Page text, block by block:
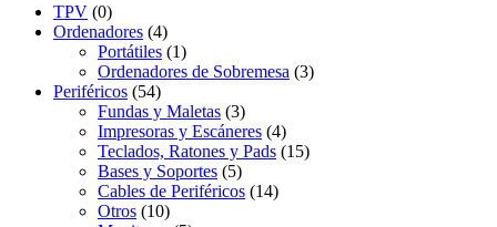
TPV (0)
Ordenadores (4)
Portátiles (1)
Ordenadores de Sobremesa (3)
Periféricos (54)
Fundas y Maletas (3)
Impresoras y Escáneres (4)
Teclados, Ratones y Pads (15)
Bases y Soportes (5)
Cables de Periféricos (14)
Otros (10)